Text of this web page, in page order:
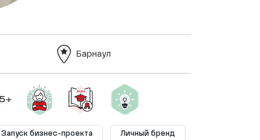
Барнаул
Запуск бизнес-проекта Личный бренд